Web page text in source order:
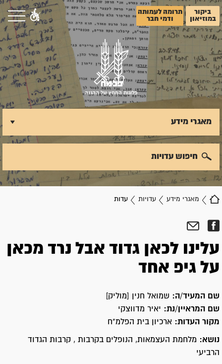
ביקור
במוזיאון
תרומה לעמותה
ודמי חבר
פלוגות המחץ של ההגנה
מאגרי מידע עדויות עדות
מאגרי מידע
חיפוש עדויות
עלינו לכאן גדוד אבל נרד מכאן
על גיפ אחד
שם המעיד/ה: שמואל חנין [מוליק]
שם המראיין/נת: יאיר מדווצקי
מקור העדות: ארכיון בית הפלמ"ח
נושא: מלחמת העצמאות, הנופלים בקרבות , קרבות הגדוד
הרביעי